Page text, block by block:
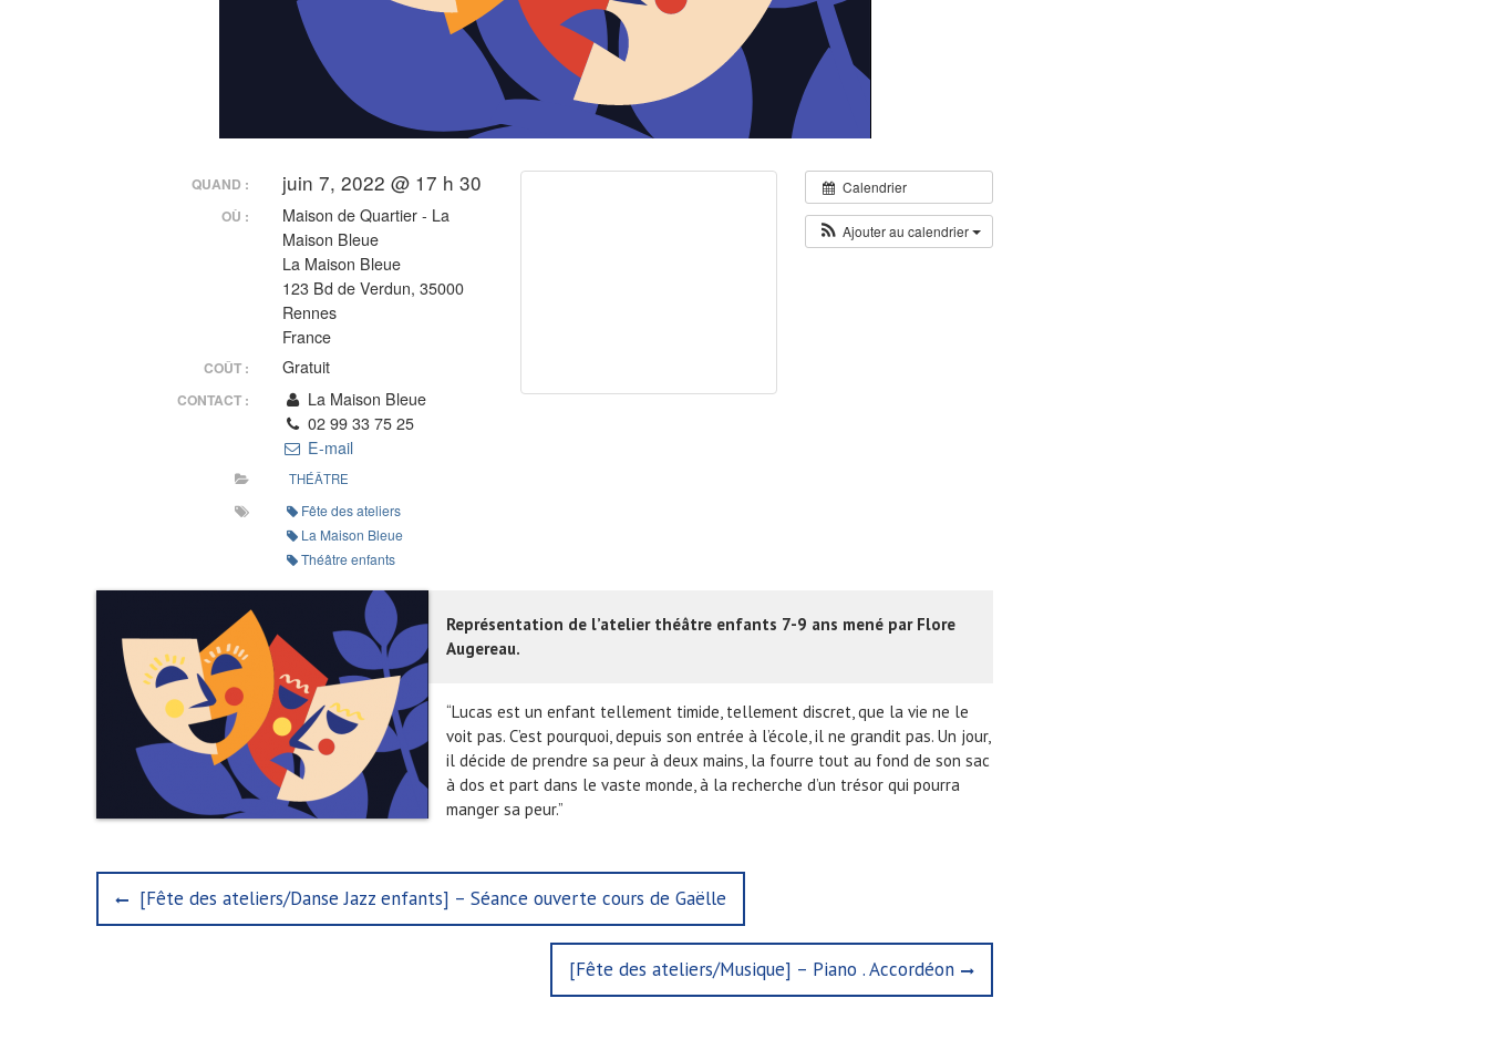
Calendrier
Ajouter au calendrier
QUAND : juin 7, 2022 @ 17 h 30
OÙ :
Maison de Quartier - La
Maison Bleue
La Maison Bleue
123 Bd de Verdun, 35000
Rennes
France
COÛT : Gratuit
CONTACT :
La Maison Bleue
02 99 33 75 25
E-mail
THÉÂTRE
Fête des ateliers
La Maison Bleue
Théâtre enfants
Représentation de l’atelier théâtre enfants 7-9 ans mené par Flore
Augereau.
“Lucas est un enfant tellement timide, tellement discret, que la vie ne le
voit pas. C’est pourquoi, depuis son entrée à l’école, il ne grandit pas. Un jour,
il décide de prendre sa peur à deux mains, la fourre tout au fond de son sac
à dos et part dans le vaste monde, à la recherche d’un trésor qui pourra
manger sa peur.”
a
P
r
[Fête des ateliers/Danse Jazz enfants] – Séance ouverte cours de Gaëlle
N
e
[Fête des ateliers/Musique] – Piano . Accordéon